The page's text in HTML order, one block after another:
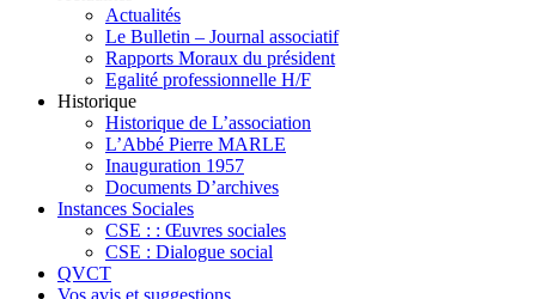
Actualités
Le Bulletin – Journal associatif
Rapports Moraux du président
Egalité professionnelle H/F
Historique
Historique de L’association
L’Abbé Pierre MARLE
Inauguration 1957
Documents D’archives
Instances Sociales
CSE : : Œuvres sociales
CSE : Dialogue social
QVCT
Vos avis et suggestions